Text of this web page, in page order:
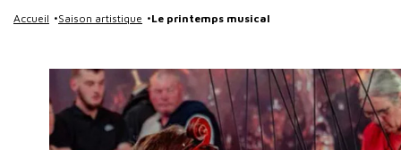
Accueil Saison artistique Le printemps musical